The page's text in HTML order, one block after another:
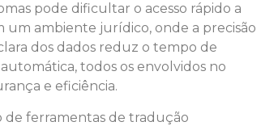
pode dificultar o acesso rápido a
um ambiente jurídico, onde a precisão
dos dados reduz o tempo de
todos os envolvidos no
e eficiência.
de ferramentas de tradução